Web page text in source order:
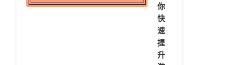
你
快
速
提
升